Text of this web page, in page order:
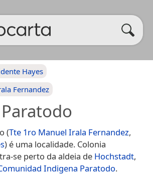
Hayes
Fernandez
(Tte 1ro Manuel Irala Fernandez,
) é uma localidade. Colonia
se perto da aldeia de Hochstadt,
Indigena Paratodo.